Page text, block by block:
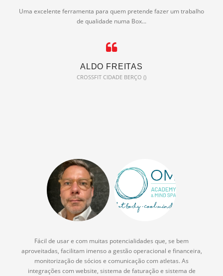
Uma excelente ferramenta para quem pretende fazer um trabalho
de qualidade numa Box...
ALDO FREITAS
CROSSFIT CIDADE BERÇO ()
Fácil de usar e com muitas potencialidades que, se bem
aproveitadas, facilitam imenso a gestão operacional e financeira,
monitorização de sócios e comunicação com atletas. As
integrações com website, sistema de faturação e sistema de